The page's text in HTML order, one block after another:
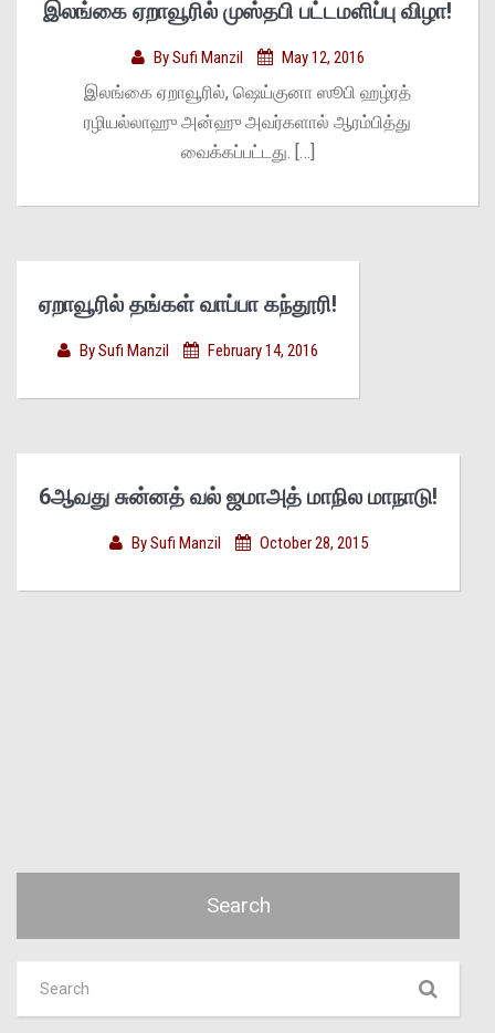
இலங்கை ஏறாவூரில் முஸ்தபி பட்டமளிப்பு விழா!
BySufi Manzil May 12, 2016
இலங்கை ஏறாவூரில், ஷெய்குனா ஸூபி ஹழ்ரத்
ரழியல்லாஹு அன்ஹு அவர்களால் ஆரம்பித்து
வைக்கப்பட்டது. […]
ஏறாவூரில் தங்கள் வாப்பா கந்தூரி!
BySufi Manzil February 14, 2016
6ஆவது சுன்னத் வல் ஜமாஅத் மாநில மாநாடு!
BySufi Manzil October 28, 2015
Search